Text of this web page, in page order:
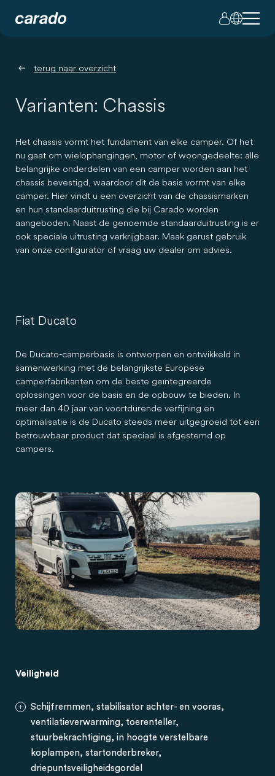
terug naar overzicht
Varianten: Chassis
Het chassis vormt het fundament van elke camper. Of het
nu gaat om wielophangingen, motor of woongedeelte: alle
belangrijke onderdelen van een camper worden aan het
chassis bevestigd, waardoor dit de basis vormt van elke
camper. Hier vindt u een overzicht van de chassismarken
en hun standaarduitrusting die bij Carado worden
aangeboden. Naast de genoemde standaarduitrusting is er
ook speciale uitrusting verkrijgbaar. Maak gerust gebruik
van onze configurator of vraag uw dealer om advies.
Fiat Ducato
De Ducato-camperbasis is ontworpen en ontwikkeld in
samenwerking met de belangrijkste Europese
camperfabrikanten om de beste geïntegreerde
oplossingen voor de basis en de opbouw te bieden. In
meer dan 40 jaar van voortdurende verfijning en
optimalisatie is de Ducato steeds meer uitgegroeid tot een
betrouwbaar product dat speciaal is afgestemd op
campers.
Veiligheid
Schijfremmen, stabilisator achter- en vooras,
ventilatieverwarming, toerenteller,
stuurbekrachtiging, in hoogte verstelbare
koplampen, startonderbreker,
driepuntsveiligheidsgordel